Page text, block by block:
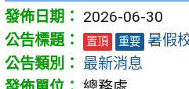
2026-06-30
置頂 重要 暑假
最新消息